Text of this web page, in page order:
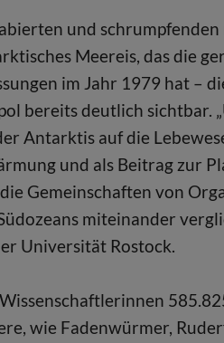
und
Meereis, das die
im Jahr 1979 hat –
bereits deutlich sichtbar.
Antarktis auf die
und als Beitrag zur
Gemeinschaften von
miteinander
Universität Rostock.
wie Fadenwürmer,